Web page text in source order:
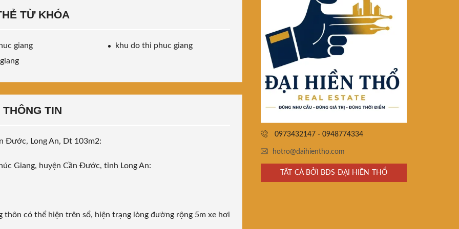
TỪ KHÓA
giang
khu do thi phuc giang
THÔNG TIN
Đước, Long An, Dt 103m2:
Giang, huyện Cần Đước, tỉnh Long An:
thôn có thể hiện trên sổ, hiện trạng lòng đường rộng 5m xe hơi
0973432147 - 0948774334
hotro@daihientho.com
TẤT CẢ BỞI BĐS ĐẠI HIỀN THỔ